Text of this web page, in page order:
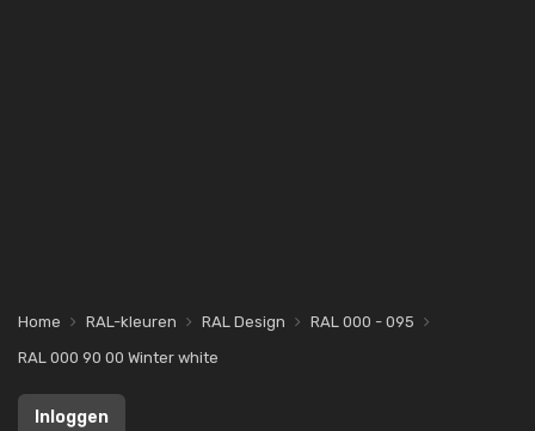
Home RAL-kleuren RAL Design
RAL 000 - 095
RAL 000 90 00 Winter white
Inloggen